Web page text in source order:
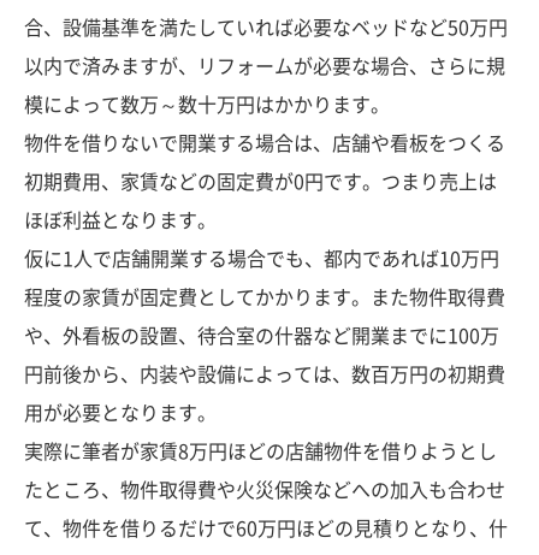
合、設備基準を満たしていれば必要なベッドなど50万円
以内で済みますが、リフォームが必要な場合、さらに規
模によって数万～数十万円はかかります。
物件を借りないで開業する場合は、店舗や看板をつくる
初期費用、家賃などの固定費が0円です。つまり売上は
ほぼ利益となります。
仮に1人で店舗開業する場合でも、都内であれば10万円
程度の家賃が固定費としてかかります。また物件取得費
や、外看板の設置、待合室の什器など開業までに100万
円前後から、内装や設備によっては、数百万円の初期費
用が必要となります。
実際に筆者が家賃8万円ほどの店舗物件を借りようとし
たところ、物件取得費や火災保険などへの加入も合わせ
て、物件を借りるだけで60万円ほどの見積りとなり、什